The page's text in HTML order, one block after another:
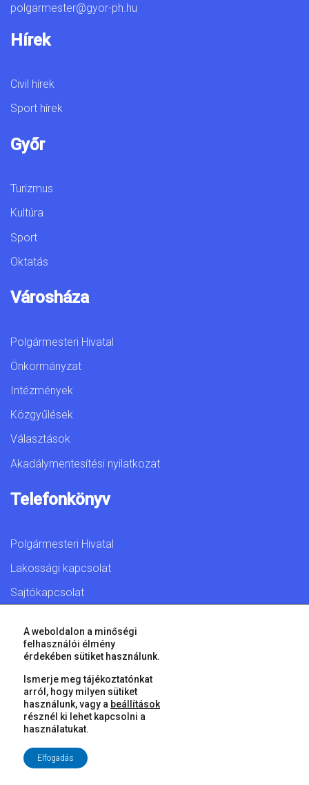
polgarmester@gyor-ph.hu
Hírek
Civil hírek
Sport hírek
Győr
Turizmus
Kultúra
Sport
Oktatás
Városháza
Polgármesteri Hivatal
Önkormányzat
Intézmények
Közgyűlések
Választások
Akadálymentesítési nyilatkozat
Telefonkönyv
Polgármesteri Hivatal
Lakossági kapcsolat
Sajtókapcsolat
© 2026 Győr Megyei Jogú Város • Minden jog fenntartva!
A weboldalon a minőségi
felhasználói élmény
érdekében sütiket használunk.
Ismerje meg tájékoztatónkat
arról, hogy milyen sütiket
használunk, vagy a beállítások
résznél ki lehet kapcsolni a
használatukat.
Elfogadás